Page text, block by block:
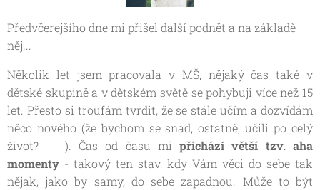
Předvčerejšího dne mi přišel další podnět a na základě
něj...
Několik let jsem pracovala v MŠ, nějaký čas také v
dětské skupině a v dětském světě se pohybuji více než 15
let. Přesto si troufám tvrdit, že se stále učím a dozvídám
něco nového (že bychom se snad, ostatně, učili po celý
život? 😊). Čas od času mipřichází větší tzv. aha
momenty - takový ten stav, kdy Vám věci do sebe tak
nějak, jako by samy, do sebe zapadnou. Může to být